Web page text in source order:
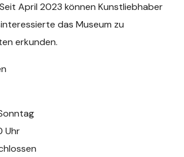
April 2023 können Kunstliebhaber
das Museum zu
erkunden.
Uhr